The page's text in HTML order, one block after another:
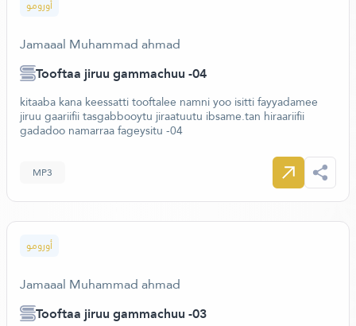
أورومو
Jamaaal Muhammad ahmad
Tooftaa jiruu gammachuu -04
kitaaba kana keessatti tooftalee namni yoo isitti fayyadamee
jiruu gaariifii tasgabbooytu jiraatuutu ibsame.tan hiraariifii
gadadoo namarraa fageysitu -04
MP3
أورومو
Jamaaal Muhammad ahmad
Tooftaa jiruu gammachuu -03